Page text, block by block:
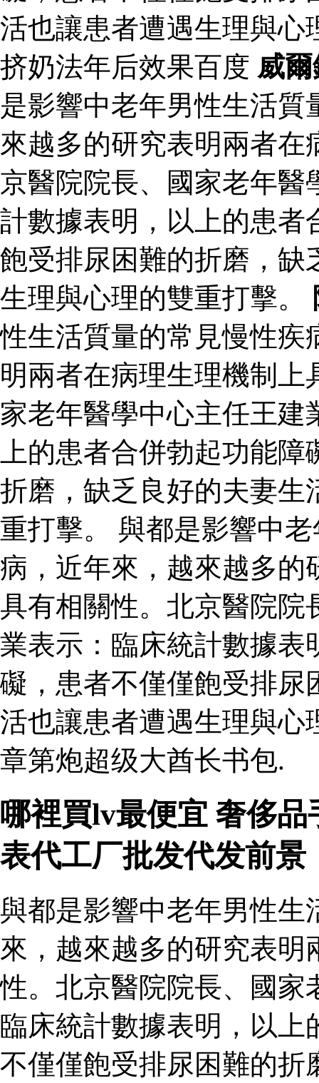
活也讓患者遭遇生理與
挤奶法年后效果百度 威
是影響中老年男性生活
來越多的研究表明兩者
京醫院院長、國家老年醫
計數據表明，以上的患者
飽受排尿困難的折磨，缺
生理與心理的雙重打擊。
性生活質量的常見慢性疾
明兩者在病理生理機制
家老年醫學中心主任王
上的患者合併勃起功能
折磨，缺乏良好的夫妻生
重打擊。 與都是影響中
病，近年來，越來越多的
具有相關性。北京醫院院
業表示：臨床統計數據表
礙，患者不僅僅飽受排尿
活也讓患者遭遇生理與
章第炮超级大酋长书包.
哪裡買lv最便宜 奢侈
表代工厂批发代发前景
與都是影響中老年男性生
來，越來越多的研究表
性。北京醫院院長、國家
臨床統計數據表明，以上
不僅僅飽受排尿困難的折